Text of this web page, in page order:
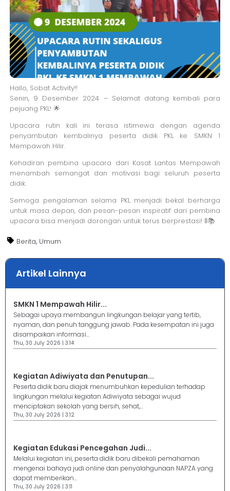
Hallo, Sobat Activity!!
Senin, 9 Desember 2024 – Selamat datang kembali para
pejuang PKL! 🌟
Upacara rutin kali ini terasa istimewa dengan agenda
penyambutan kembalinya peserta didik PKL ke SMKN 1
Mempawah Hilir.
Kehadiran pembina upacara dari Kasat Lantas Mempawah
menambah semangat dan motivasi bagi seluruh peserta
didik.
Semoga pengalaman selama PKL menjadi bekal berharga
untuk masa depan, dan pesan-pesan inspiratif dari pembina
upacara bisa menjadi dorongan untuk terus berprestasi! 🚦📚
Berita, Umum
Artikel Lainnya
SMKN 1 Mempawah Hilir...
Sebagai upaya membangun lingkungan belajar yang tertib,
nyaman, dan penuh tanggung jawab. Pada kesempatan ini juga
disampaikan informasi...
Thu, 30 July 2026 | 3:14
Kegiatan Adiwiyata dan Penutupan...
Peserta didik baru diajak menumbuhkan kepedulian terhadap
lingkungan melalui kegiatan Adiwiyata sebagai wujud
menciptakan sekolah yang bersih, sehat,...
Thu, 30 July 2026 | 3:12
Kegiatan Edukasi Pencegahan Judi...
Melalui kegiatan ini, peserta didik baru dibekali pemahaman
mengenai bahaya judi online dan penyalahgunaan NAPZA yang
dapat memberikan...
Thu, 30 July 2026 | 3:11